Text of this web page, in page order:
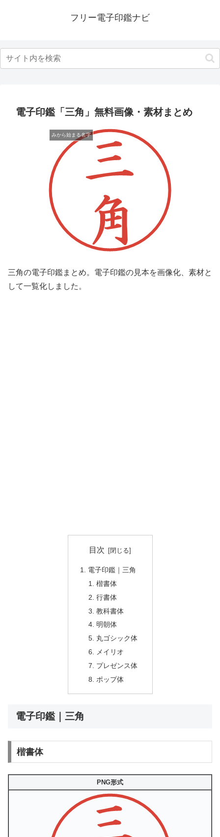
フリー電子印鑑ナビ
電子印鑑「三角」無料画像・素材まとめ
みから始まる名字
三角の電子印鑑まとめ。電子印鑑の見本を画像化、素材と
して一覧化しました。
目次
電子印鑑｜三角
楷書体
行書体
教科書体
明朝体
丸ゴシック体
メイリオ
プレゼンス体
ポップ体
電子印鑑｜三角
楷書体
PNG形式